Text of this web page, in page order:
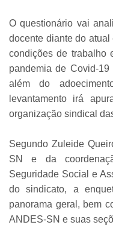
O questionário vai
docente diante do
condições de trabalho
pandemia de Covid-
além do
levantamento irá
organização sindical
Segundo Zuleide
SN e da
Seguridade Social e
do sindicato, a
panorama geral, bem
ANDES-SN e suas